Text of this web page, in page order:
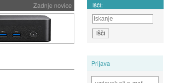
Zadnje novice Išči:
Prijava